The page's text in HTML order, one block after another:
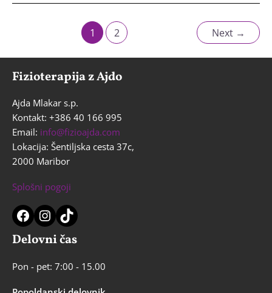
1 2 Next →
Fizioterapija z Ajdo
Ajda Mlakar s.p.
Kontakt: +386 40 166 995
Email: info@fizioajda.com
Lokacija: Šentiljska cesta 37c,
2000 Maribor
Splošni pogoji
Facebook
Instagram
TikTok
Delovni čas
Pon - pet: 7:00 - 15.00